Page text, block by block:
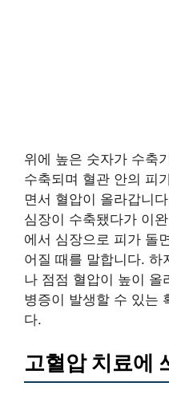
위에 높은 숫자가 수축
수축되며 혈관 안의 피
면서 혈압이 올라갑니
심장이 수축됐다가 이
에서 심장으로 피가 돌
어질 때를 말합니다. 하
나 점점 혈압이 높이 올
병증이 발생할 수 있는
다.
고혈압 치료에